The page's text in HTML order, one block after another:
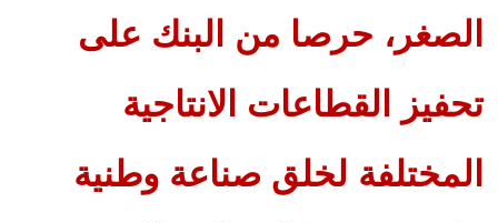
الصغر، حرصا من البنك على
تحفيز القطاعات الانتاجية
المختلفة لخلق صناعة وطنية